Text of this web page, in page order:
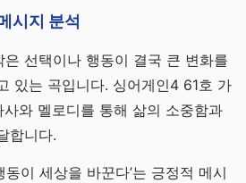
시지 분석
은 선택이나 행동이 결국 큰 변화를
있는 곡입니다. 싱어게인4 61호 가
와 멜로디를 통해 삶의 소중함과
합니다.
동이 세상을 바꾼다’는 긍정적 메시